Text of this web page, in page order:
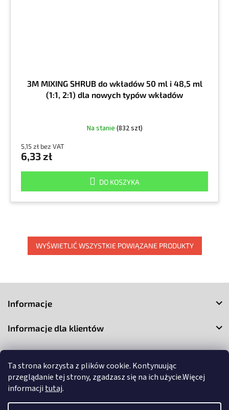
Ta strona korzysta z plików cookie. Kontynuując
przeglądanie tej strony, zgadzasz się na ich użycie.Więcej
informacji tutaj.
3M MIXING SHRUB do wkładów 50 ml i 48,5 ml
(1:1, 2:1) dla nowych typów wkładów
Na stanie (832 szt)
5,15 zł bez VAT
6,33 zł
DO KOSZYKA
WYŚWIETLIĆ WSZYSTKIE POWIĄZANE PRODUKTY
Informacje
Informacje dla klientów
Kontakt